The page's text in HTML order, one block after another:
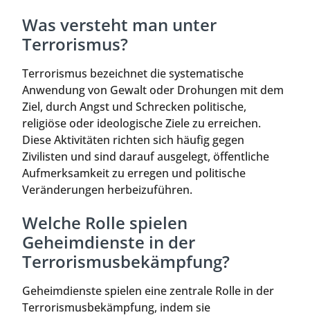
Was versteht man unter
Terrorismus?
Terrorismus bezeichnet die systematische
Anwendung von Gewalt oder Drohungen mit dem
Ziel, durch Angst und Schrecken politische,
religiöse oder ideologische Ziele zu erreichen.
Diese Aktivitäten richten sich häufig gegen
Zivilisten und sind darauf ausgelegt, öffentliche
Aufmerksamkeit zu erregen und politische
Veränderungen herbeizuführen.
Welche Rolle spielen
Geheimdienste in der
Terrorismusbekämpfung?
Geheimdienste spielen eine zentrale Rolle in der
Terrorismusbekämpfung, indem sie